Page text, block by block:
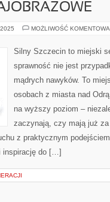
MOŻLIWOŚĆ
Silny Szczecin to miejski
sprawność nie jest
mądrych nawyków. To
osobach z miasta nad
na wyższy poziom –
zaczynają, czy mają już
z praktycznym
inspirację do […]